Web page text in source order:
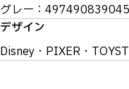
グレー：
デザイン
Disney・PIXER・